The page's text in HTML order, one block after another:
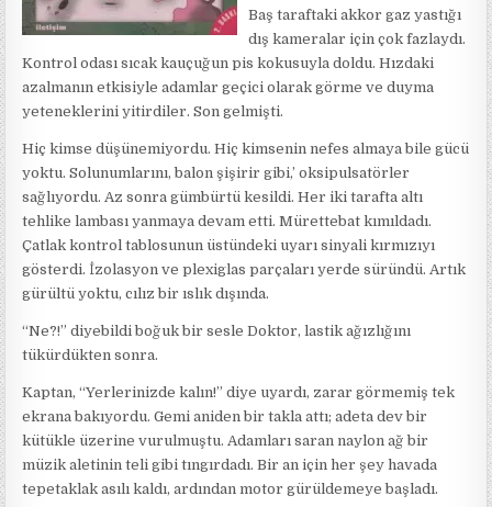
Baş taraftaki akkor gaz yastığı
dış kameralar için çok fazlaydı.
Kontrol odası sıcak kauçuğun pis kokusuyla doldu. Hızdaki
azalmanın etkisiyle adamlar geçici olarak görme ve duyma
yeteneklerini yitirdiler. Son gelmişti.
Hiç kimse düşünemiyordu. Hiç kimsenin nefes almaya bile gücü
yoktu. Solunumlarını, balon şişirir gibi,’ oksipulsatörler
sağlıyordu. Az sonra gümbürtü kesildi. Her iki tarafta altı
tehlike lambası yanmaya devam etti. Mürettebat kımıldadı.
Çatlak kontrol tablosunun üstündeki uyarı sinyali kırmızıyı
gösterdi. İzolasyon ve plexiglas parçaları yerde süründü. Artık
gürültü yoktu, cılız bir ıslık dışında.
“Ne?!” diyebildi boğuk bir sesle Doktor, lastik ağızlığını
tükürdükten sonra.
Kaptan, “Yerlerinizde kalın!” diye uyardı, zarar görmemiş tek
ekrana bakıyordu. Gemi aniden bir takla attı; adeta dev bir
kütükle üzerine vurulmuştu. Adamları saran naylon ağ bir
müzik aletinin teli gibi tıngırdadı. Bir an için her şey havada
tepetaklak asılı kaldı, ardından motor gürüldemeye başladı.